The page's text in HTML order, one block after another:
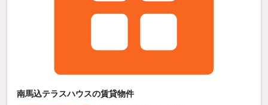
南馬込テラスハウスの賃貸物件